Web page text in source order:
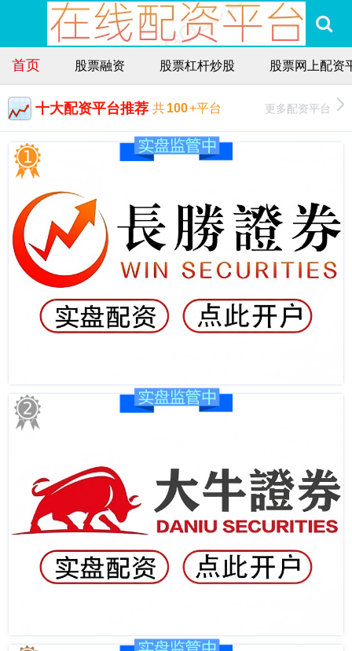
首页 股票融资 股票杠杆炒股 股票网上配资
十大配资平台推荐 共100+平台 更多配资平台